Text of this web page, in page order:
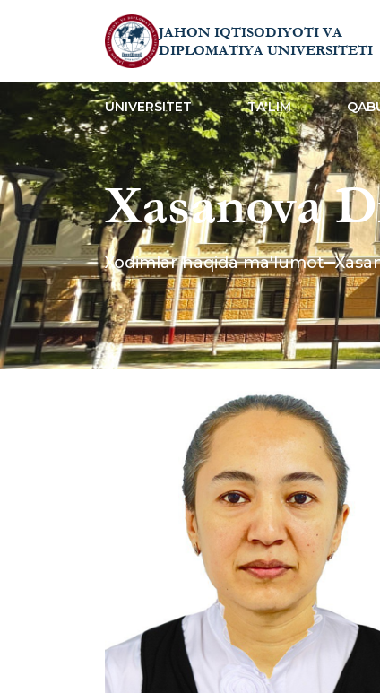
JAHON IQTISODIYOTI VA
DIPLOMATIYA UNIVERSITETI
UNIVERSITET TA'LIM
Xasanova
Xodimlar haqida ma'lumot